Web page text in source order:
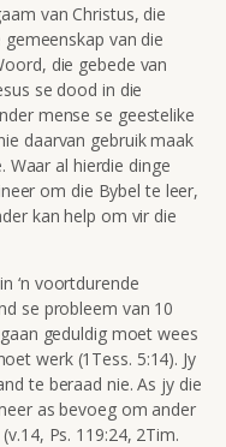
van Christus, die
gemeenskap van die
die gebede van
se dood in die
mense se geestelike
daarvan gebruik maak
Waar al hierdie dinge
om die Bybel te leer,
kan help om vir die
‘n voortdurende
se probleem van 10
geduldig moet wees
werk (1Tess. 5:14). Jy
te beraad nie. As jy die
as bevoeg om ander
Ps. 119:24, 2Tim.